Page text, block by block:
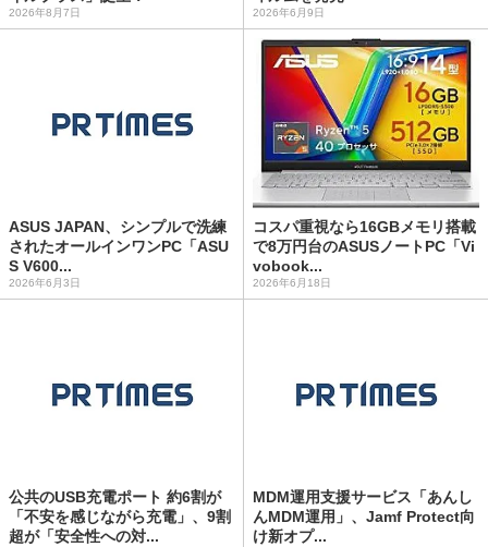
2026年8月7日 2026年6月9日
ASUS JAPAN、シンプルで洗練
されたオールインワンPC「ASU
S V600...
2026年6月3日
コスパ重視なら16GBメモリ搭載
で8万円台のASUSノートPC「Vi
vobook...
2026年6月18日
公共のUSB充電ポート 約6割が
「不安を感じながら充電」、9割
超が「安全性への対...
MDM運用支援サービス「あんし
んMDM運用」、Jamf Protect向
け新オプ...